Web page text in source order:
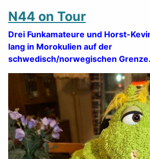
N44 on Tour
Drei Funkamateure und Horst-
lang in Morokulien auf der
schwedisch/norwegischen Grenze.